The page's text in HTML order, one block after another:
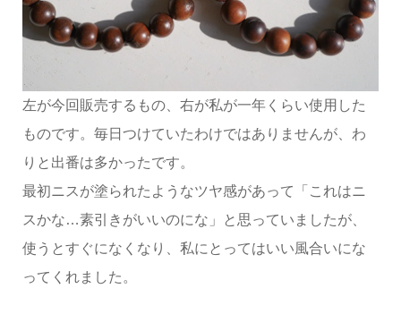
左が今回販売するもの、右が私が一年くらい使用した
ものです。毎日つけていたわけではありませんが、わ
りと出番は多かったです。
最初ニスが塗られたようなツヤ感があって「これはニ
スかな…素引きがいいのにな」と思っていましたが、
使うとすぐになくなり、私にとってはいい風合いにな
ってくれました。